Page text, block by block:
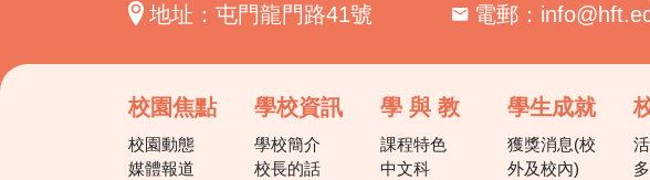
地址：屯門龍門路41號
電郵：
校園焦點
校園動態
媒體報道
學校資訊
學校簡介
校長的話
學 與 教
課程特色
中文科
學生成就
獲獎消息(校
外及校內)